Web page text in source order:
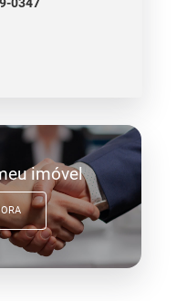
imóvel